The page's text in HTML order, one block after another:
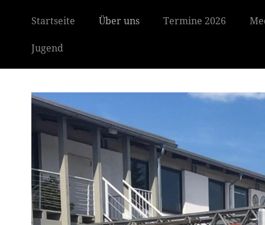
Startseite Über uns Termine 2026
Jugend